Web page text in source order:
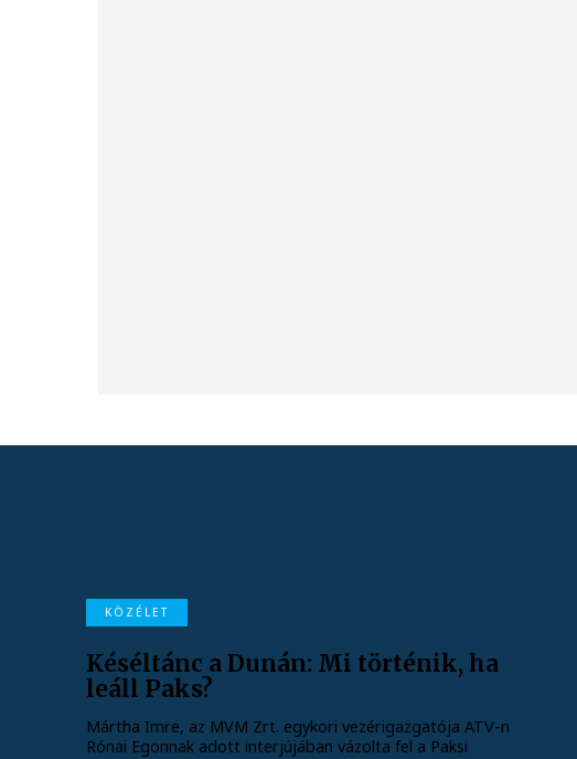
KÖZÉLET
Késéltánc a Dunán: Mi történik, ha
leáll Paks?
Mártha Imre, az MVM Zrt. egykori vezérigazgatója ATV-n
Rónai Egonnak adott interjújában vázolta fel a Paksi